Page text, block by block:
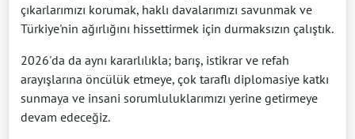
çıkarlarımızı korumak, haklı davalarımızı savunmak ve
Türkiye'nin ağırlığını hissettirmek için durmaksızın çalıştık.
2026'da da aynı kararlılıkla; barış, istikrar ve refah
arayışlarına öncülük etmeye, çok taraflı diplomasiye katkı
sunmaya ve insani sorumluluklarımızı yerine getirmeye
devam edeceğiz.